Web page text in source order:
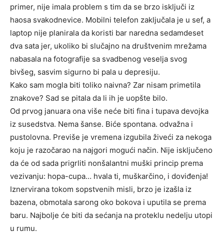
primer, nije imala problem s tim da se brzo isključi iz
haosa svakodnevice. Mobilni telefon zaključala je u sef, a
laptop nije planirala da koristi bar naredna sedamdeset
dva sata jer, ukoliko bi slučajno na društvenim mrežama
nabasala na fotografije sa svadbenog veselja svog
bivšeg, sasvim sigurno bi pala u depresiju.
Kako sam mogla biti toliko naivna? Zar nisam primetila
znakove? Sad se pitala da li ih je uopšte bilo.
Od prvog januara ona više neće biti fina i tupava devojka
iz susedstva. Nema šanse. Biće spontana. odvažna i
pustolovna. Previše je vremena izgubila živeći za nekoga
koju je razočarao na najgori mogući način. Nije isključeno
da će od sada prigrliti nonšalantni muški princip prema
vezivanju: hopa-cupa… hvala ti, muškarčino, i doviđenja!
Iznervirana tokom sopstvenih misli, brzo je izašla iz
bazena, obmotala sarong oko bokova i uputila se prema
baru. Najbolje će biti da sećanja na proteklu nedelju utopi
u rumu.